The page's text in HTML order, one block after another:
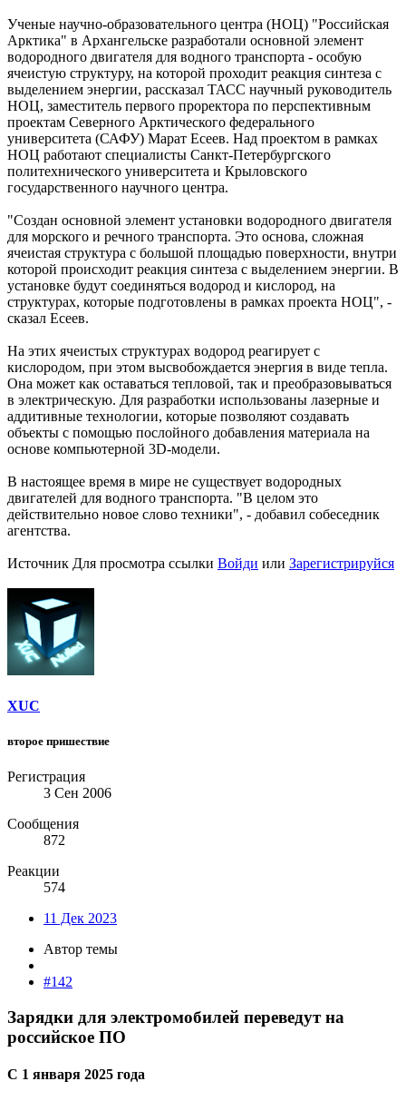
Ученые научно-образовательного центра (НОЦ) "Российская
Арктика" в Архангельске разработали основной элемент
водородного двигателя для водного транспорта - особую
ячеистую структуру, на которой проходит реакция синтеза с
выделением энергии, рассказал ТАСС научный руководитель
НОЦ, заместитель первого проректора по перспективным
проектам Северного Арктического федерального
университета (САФУ) Марат Есеев. Над проектом в рамках
НОЦ работают специалисты Санкт-Петербургского
политехнического университета и Крыловского
государственного научного центра.
"Создан основной элемент установки водородного двигателя
для морского и речного транспорта. Это основа, сложная
ячеистая структура с большой площадью поверхности, внутри
которой происходит реакция синтеза с выделением энергии. В
установке будут соединяться водород и кислород, на
структурах, которые подготовлены в рамках проекта НОЦ", -
сказал Есеев.
На этих ячеистых структурах водород реагирует с
кислородом, при этом высвобождается энергия в виде тепла.
Она может как оставаться тепловой, так и преобразовываться
в электрическую. Для разработки использованы лазерные и
аддитивные технологии, которые позволяют создавать
объекты с помощью послойного добавления материала на
основе компьютерной 3D-модели.
В настоящее время в мире не существует водородных
двигателей для водного транспорта. "В целом это
действительно новое слово техники", - добавил собеседник
агентства.
Источник Для просмотра ссылки Войди или Зарегистрируйся
XUC
второе пришествие
Регистрация
3 Сен 2006
Сообщения
872
Реакции
574
11 Дек 2023
Автор темы
#142
Зарядки для электромобилей переведут на
российское ПО​
С 1 января 2025 года​